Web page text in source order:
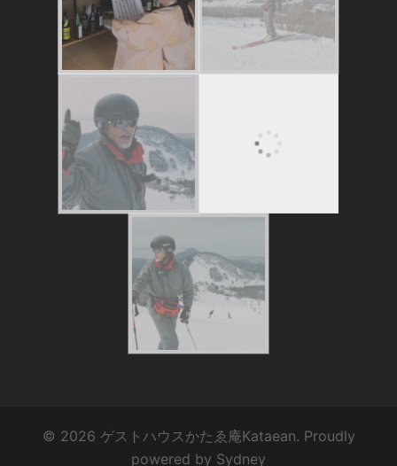
© 2026 ゲストハウスかたゑ庵Kataean. Proudly
powered by Sydney